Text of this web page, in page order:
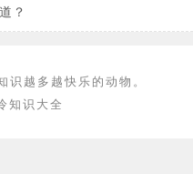
？
越多越快乐的动物。
知识大全